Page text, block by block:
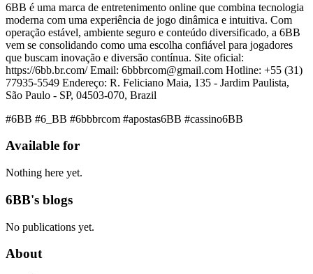
6BB é uma marca de entretenimento online que combina tecnologia
moderna com uma experiência de jogo dinâmica e intuitiva. Com
operação estável, ambiente seguro e conteúdo diversificado, a 6BB
vem se consolidando como uma escolha confiável para jogadores
que buscam inovação e diversão contínua. Site oficial:
https://6bb.br.com/ Email: 6bbbrcom@gmail.com Hotline: +55 (31)
77935-5549 Endereço: R. Feliciano Maia, 135 - Jardim Paulista,
São Paulo - SP, 04503-070, Brazil
#6BB #6_BB #6bbbrcom #apostas6BB #cassino6BB
Available for
Nothing here yet.
6BB's blogs
No publications yet.
About